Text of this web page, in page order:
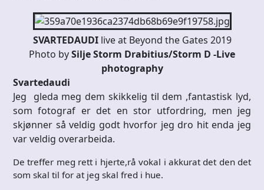
SVARTEDAUDI live at Beyond the Gates 2019
Photo bySilje Storm Drabitius/Storm D -Live
photography
Svartedaudi
Jeg gleda meg dem skikkelig til dem ,fantastisk lyd,
som fotograf er det en stor utfordring, men jeg
skjønner så veldig godt hvorfor jeg dro hit enda jeg
var veldig overarbeida.
De treffer meg rett i hjerte,rå vokal i akkurat det den det
som skal til for at jeg skal fred i hue.